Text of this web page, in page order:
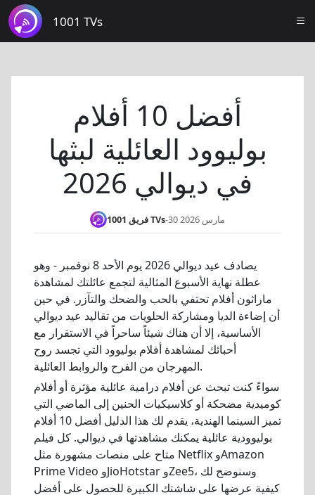
1001 TVs
أفضل 10 أفلام
بوليوود العائلية لبثها
في ديوالي 2026
فريق 1001 TVs- 30 مارس 2026
يصادف عيد ديوالي 2026 يوم الأحد 8 نوفمبر - وهو
عطلة نهاية الأسبوع المثالية لتجمع عائلتك لمشاهدة
ماراثون أفلام تحتفي بالحب والضحك والتآزر. في حين
أن إضاءة الديا ومشاركة الحلويات من تقاليد عيد ديوالي
الأساسية، إلا أن هناك شيئاً ساحراً في الاستقرار مع
أحبائك لمشاهدة أفلام بوليوود التي تجسد روح
المهرجان من الفرح والروابط العائلية.
سواءً كنت تبحث عن أفلام درامية عائلية مؤثرة أو أفلام
كوميدية مضحكة أو كلاسيكيات الحنين إلى الماضي التي
تميز السينما الهندية، يقدم لك هذا الدليل أفضل 10 أفلام
بوليوودية عائلية يمكنك مشاهدتها في ديوالي. كل فيلم
متاح على منصات مشهورة مثل Netflix وAmazon
Prime Video وJioHotstar وZee5، وسنوضح لك
كيفية عرضها على شاشتك الكبيرة للحصول على أفضل